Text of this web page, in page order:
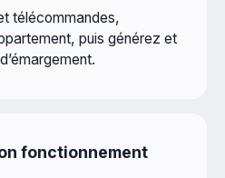
télécommandes,
puis générez et
fonctionnement